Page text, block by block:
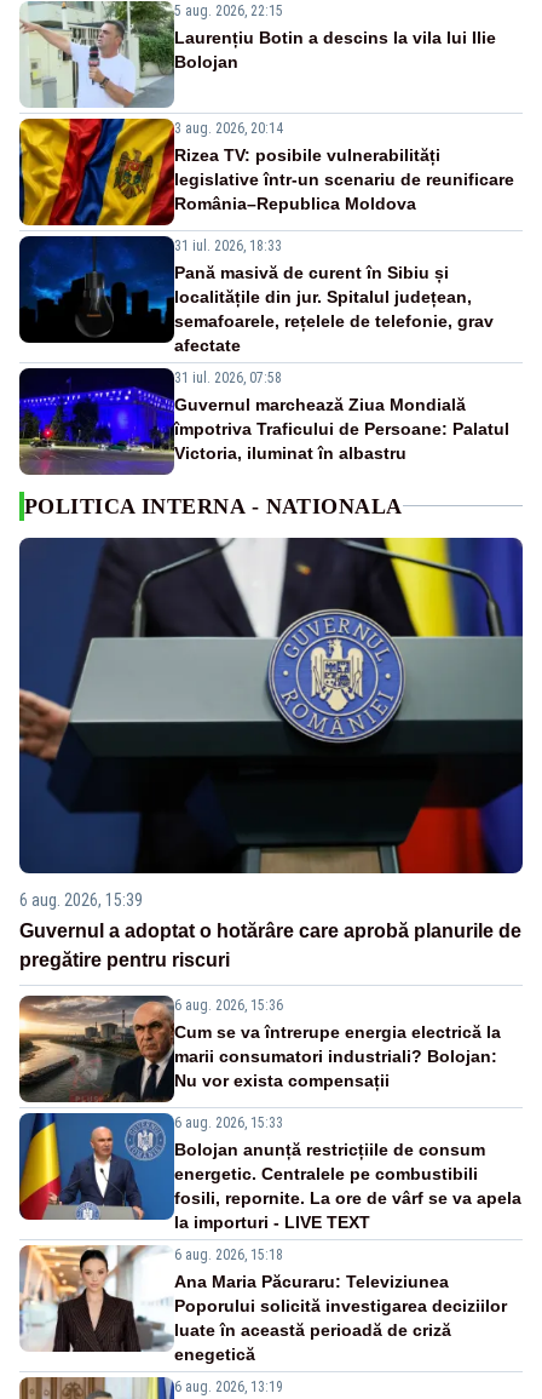
5 aug. 2026, 22:15
Laurențiu Botin a descins la vila lui Ilie
Bolojan
3 aug. 2026, 20:14
Rizea TV: posibile vulnerabilități
legislative într-un scenariu de reunificare
România–Republica Moldova
31 iul. 2026, 18:33
Pană masivă de curent în Sibiu și
localitățile din jur. Spitalul județean,
semafoarele, rețelele de telefonie, grav
afectate
31 iul. 2026, 07:58
Guvernul marchează Ziua Mondială
împotriva Traficului de Persoane: Palatul
Victoria, iluminat în albastru
POLITICA INTERNA - NATIONALA
6 aug. 2026, 15:39
Guvernul a adoptat o hotărâre care aprobă planurile de
pregătire pentru riscuri
6 aug. 2026, 15:36
Cum se va întrerupe energia electrică la
marii consumatori industriali? Bolojan:
Nu vor exista compensații
6 aug. 2026, 15:33
Bolojan anunță restricțiile de consum
energetic. Centralele pe combustibili
fosili, repornite. La ore de vârf se va apela
la importuri - LIVE TEXT
6 aug. 2026, 15:18
Ana Maria Păcuraru: Televiziunea
Poporului solicită investigarea deciziilor
luate în această perioadă de criză
enegetică
6 aug. 2026, 13:19